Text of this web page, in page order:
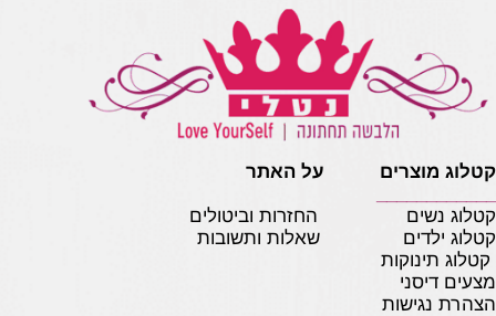
קטלוג מוצרים על האתר
קטלוג נשים
החזרות וביטולים
קטלוג ילדים
שאלות ותשובות
קטלוג תינוקות
מצעים דיסני
הצהרת נגישות